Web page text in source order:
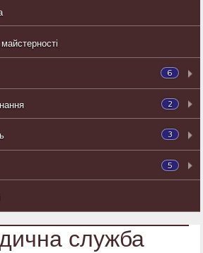
6
2
3
5
служба